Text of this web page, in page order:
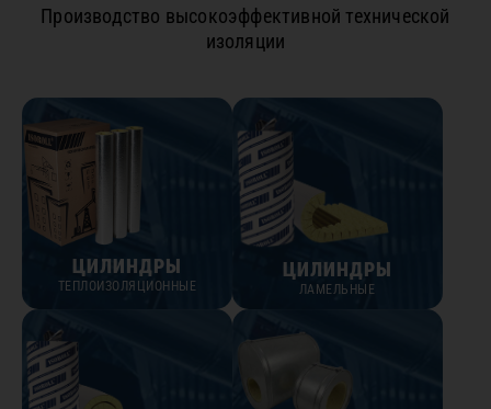
Производство высокоэффективной технической
изоляции
ЦИЛИНДРЫ
ТЕПЛОИЗОЛЯЦИОННЫЕ
ЦИЛИНДРЫ
ЛАМЕЛЬНЫЕ